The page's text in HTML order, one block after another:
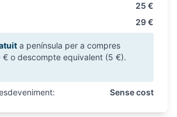
25 €
29 €
a península per a compres
€ o descompte equivalent (5 €).
Sense cost